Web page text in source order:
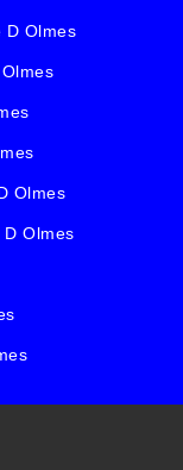
D Olmes
Olmes
Olmes